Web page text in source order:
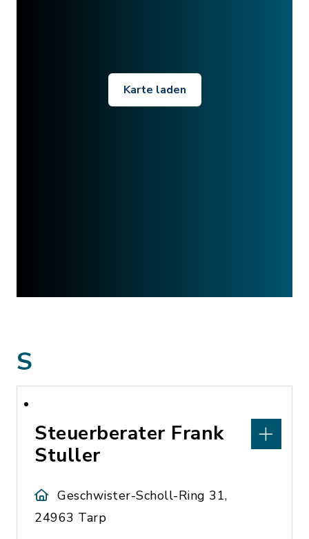
Karte laden
S
Steuerberater Frank
Stuller
Geschwister-Scholl-Ring 31,
24963 Tarp